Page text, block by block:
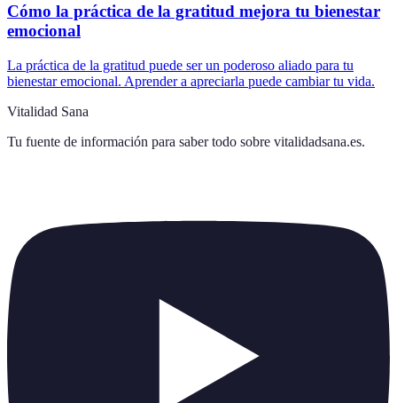
Cómo la práctica de la gratitud mejora tu bienestar
emocional
La práctica de la gratitud puede ser un poderoso aliado para tu
bienestar emocional. Aprender a apreciarla puede cambiar tu vida.
Vitalidad Sana
Tu fuente de información para saber todo sobre vitalidadsana.es.